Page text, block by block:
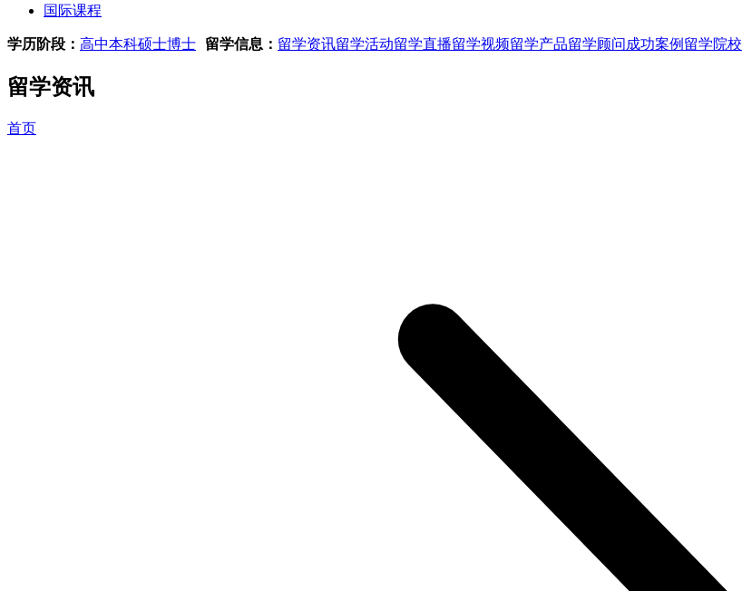
国际课程
学历阶段： 高中本科硕士博士 留学信息： 留学资讯留学活动留学直播留学视频留学产品留学顾问 成功案例 留学院校
留学资讯
首页